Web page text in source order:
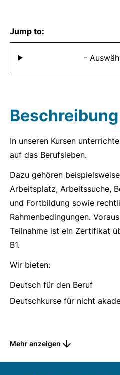
Jump to:
-
Beschreibung
In unseren Kursen
auf das Berufsleben.
Dazu gehören
Arbeitsplatz, Arbeitssuche,
und Fortbildung sowie
Rahmenbedingungen.
Teilnahme ist ein Zertifikat
B1.
Wir bieten:
Deutsch für den Beruf
Deutschkurse für nicht
Mehr anzeigen